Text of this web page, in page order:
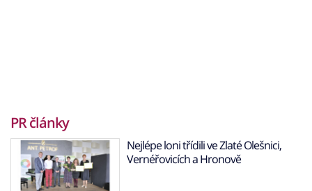
PR články
Nejlépe loni třídili ve Zlaté Olešnici,
Vernéřovicích a Hronově